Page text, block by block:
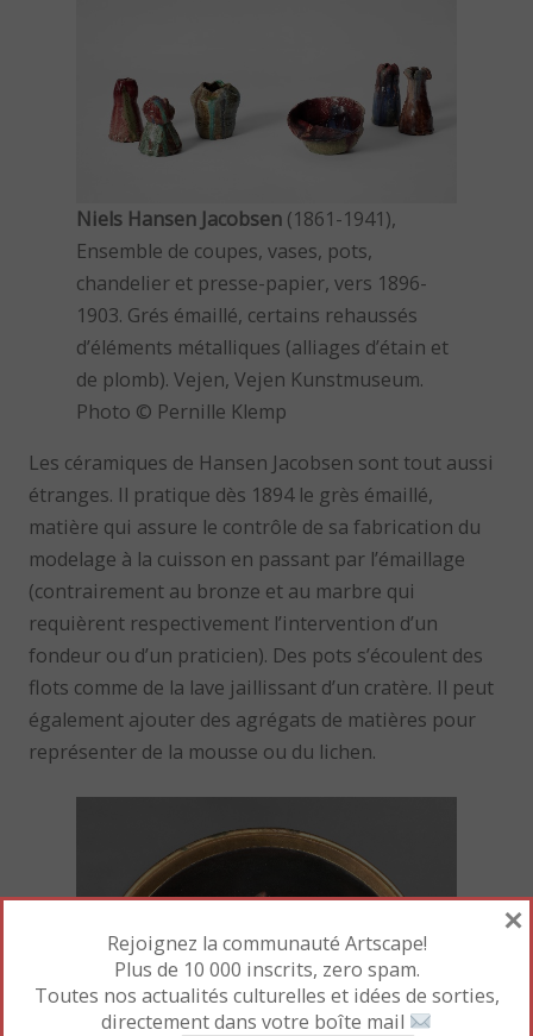
Niels Hansen Jacobsen (1861-1941),
Ensemble de coupes, vases, pots,
chandelier et presse-papier, vers 1896-
1903. Grés émaillé, certains rehaussés
d’éléments métalliques (alliages d’étain et
de plomb). Vejen, Vejen Kunstmuseum.
Photo © Pernille Klemp
Les céramiques de Hansen Jacobsen sont tout aussi
étranges. Il pratique dès 1894 le grès émaillé,
matière qui assure le contrôle de sa fabrication du
modelage à la cuisson en passant par l’émaillage
(contrairement au bronze et au marbre qui
requièrent respectivement l’intervention d’un
fondeur ou d’un praticien). Des pots s’écoulent des
flots comme de la lave jaillissant d’un cratère. Il peut
également ajouter des agrégats de matières pour
représenter de la mousse ou du lichen.
Rejoignez la communauté Artscape!
Plus de 10 000 inscrits, zero spam.
Toutes nos actualités culturelles et idées de sorties,
directement dans votre boîte mail
×